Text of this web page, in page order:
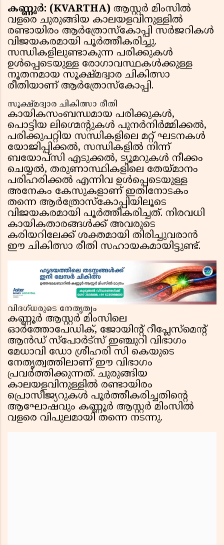
കണ്ണൂർ: (KVARTHA) ആസ്റ്റർ മിംസിൽ
വളരെ ചുരുങ്ങിയ കാലയളവിനുള്ളിൽ
രണ്ടായിരം ആർത്രോസ്കോപ്പി സർജറികൾ
വിജയകരമായി പൂർത്തീകരിച്ചു.
സന്ധികളിലുണ്ടാകുന്ന പരിക്കുകൾ
ഉൾപ്പെടെയുള്ള രോഗാവസ്ഥകൾക്കുള്ള
നൂതനമായ സൂക്ഷ്മദ്വാര ചികിത്സാ
രീതിയാണ് ആർത്രോസ്കോപ്പി.
സൂക്ഷ്മദ്വാര ചികിത്സാ രീതി
കായികസംബന്ധമായ പരിക്കുകൾ,
പൊട്ടിയ ലിഗ്മെന്റുകൾ പുനർനിർമ്മിക്കൽ,
പരിക്കുപറ്റിയ സന്ധികളിലെ മറ്റ് ഘടനകൾ
യോജിപ്പിക്കൽ, സന്ധികളിൽ നിന്ന്
ബയോപ്സി എടുക്കൽ, ട്യൂമറുകൾ നീക്കം
ചെയ്യൽ, തരുണാസ്ഥികളിലെ തേയ്മാനം
പരിഹരിക്കൽ എന്നിവ ഉൾപ്പെടെയുള്ള
അനേകം കേസുകളാണ് ഇതിനോടകം
തന്നെ ആർത്രോസ്കോപ്പിയിലൂടെ
വിജയകരമായി പൂർത്തീകരിച്ചത്. നിരവധി
കായികതാരങ്ങൾക്ക് അവരുടെ
കരിയറിലേക്ക് ശക്തമായി തിരിച്ചുവരാൻ
ഈ ചികിത്സാ രീതി സഹായകമായിട്ടുണ്ട്.
വിദഗ്ധരുടെ നേതൃത്വം
കണ്ണൂർ ആസ്റ്റർ മിംസിലെ
ഓർത്തോപേഡിക്, ജോയിന്റ് റീപ്ലേസ്മെന്റ്
ആൻഡ് സ്പോർട്സ് ഇഞ്ചുറി വിഭാഗം
മേധാവി ഡോ ശ്രീഹരി സി കെയുടെ
നേതൃത്വത്തിലാണ് ഈ വിഭാഗം
പ്രവർത്തിക്കുന്നത്. ചുരുങ്ങിയ
കാലയളവിനുള്ളിൽ രണ്ടായിരം
പ്രൊസീജ്യറുകൾ പൂർത്തീകരിച്ചതിന്റെ
ആഘോഷവും കണ്ണൂർ ആസ്റ്റർ മിംസിൽ
വളരെ വിപുലമായി തന്നെ നടന്നു.